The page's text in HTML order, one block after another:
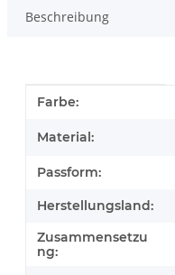
Beschreibung
Produkteigenschaft
Wert
Farbe:
Material:
Passform:
Herstellungsland:
Zusammensetzu
ng: